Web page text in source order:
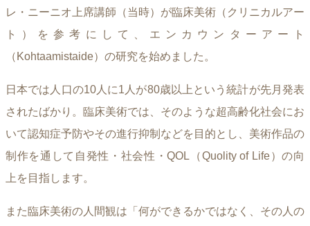
レ・ニーニオ上席講師（当時）が臨床美術（クリニカルアー
ト）を参考にして、エンカウンターアート
（Kohtaamistaide）の研究を始めました。
日本では人口の10人に1人が80歳以上という統計が先月発表
されたばかり。臨床美術では、そのような超高齢化社会にお
いて認知症予防やその進行抑制などを目的とし、美術作品の
制作を通して自発性・社会性・QOL（Quolity of Life）の向
上を目指します。
また臨床美術の人間観は「何ができるかではなく、その人の